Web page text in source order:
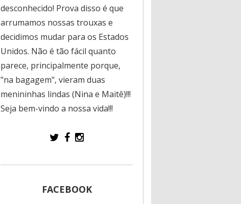
desconhecido! Prova disso é que
arrumamos nossas trouxas e
decidimos mudar para os Estados
Unidos. Não é tão fácil quanto
parece, principalmente porque,
"na bagagem", vieram duas
menininhas lindas (Nina e Maitê)!!!
Seja bem-vindo a nossa vida!!!
FACEBOOK